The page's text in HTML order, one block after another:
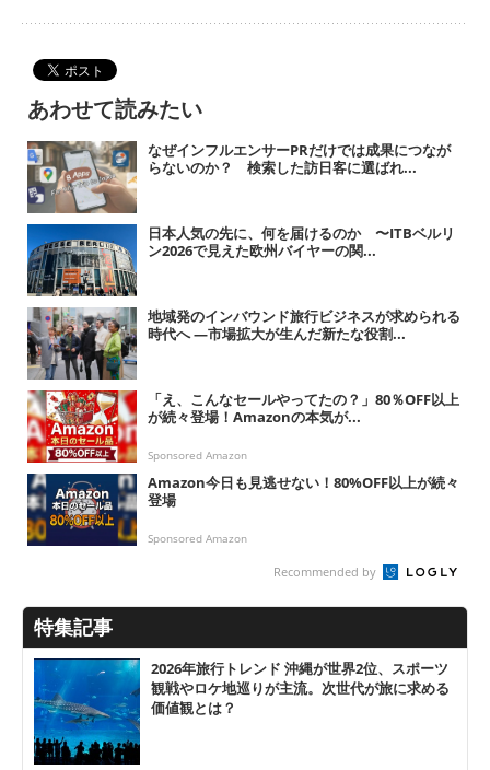
あわせて読みたい
なぜインフルエンサーPRだけでは成果につなが
らないのか？ 検索した訪日客に選ばれ...
日本人気の先に、何を届けるのか 〜ITBベルリ
ン2026で見えた欧州バイヤーの関...
地域発のインバウンド旅行ビジネスが求められる
時代へ ―市場拡大が生んだ新たな役割...
「え、こんなセールやってたの？」80％OFF以上
が続々登場！Amazonの本気が...
Sponsored Amazon
Amazon今日も見逃せない！80%OFF以上が続々
登場
Sponsored Amazon
Recommended by
特集記事
2026年旅行トレンド 沖縄が世界2位、スポーツ
観戦やロケ地巡りが主流。次世代が旅に求める
価値観とは？